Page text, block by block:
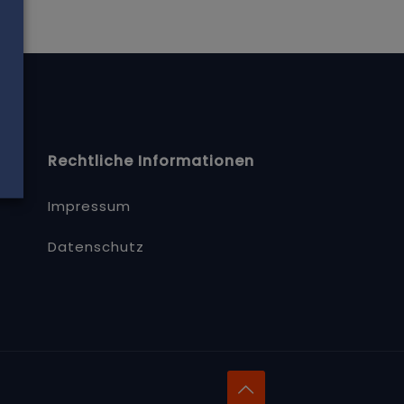
Rechtliche Informationen
Impressum
Datenschutz